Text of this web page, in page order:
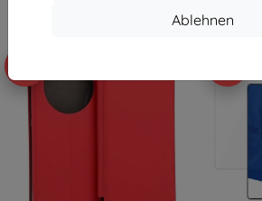
Ablehnen